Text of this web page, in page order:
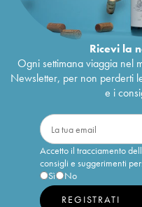
Ricevi la
Ogni settimana viaggia nel
Newsletter, per non perderti
e i
Accetto il tracciamento
consigli e suggerimenti
Sì
No
REGISTRATI